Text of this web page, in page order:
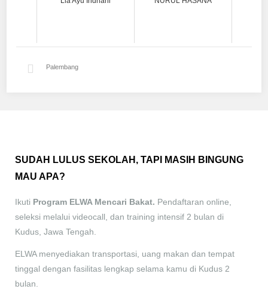
Palembang
SUDAH LULUS SEKOLAH, TAPI MASIH BINGUNG
MAU APA?
Ikuti Program ELWA Mencari Bakat. Pendaftaran online,
seleksi melalui videocall, dan training intensif 2 bulan di
Kudus, Jawa Tengah.
ELWA menyediakan transportasi, uang makan dan tempat
tinggal dengan fasilitas lengkap selama kamu di Kudus 2
bulan.